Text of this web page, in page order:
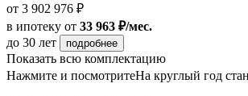
от 3 902 976 ₽
в ипотеку от 33 963 ₽/мес.
до 30 лет
подробнее
Показать всю комплектацию
Нажмите и посмотритеНа круглый год